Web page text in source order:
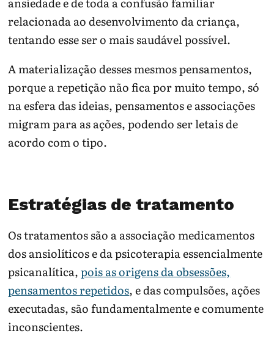
relacionada ao desenvolvimento da criança,
tentando esse ser o mais saudável possível.
A materialização desses mesmos pensamentos,
porque a repetição não fica por muito tempo, só
na esfera das ideias, pensamentos e associações
migram para as ações, podendo ser letais de
acordo com o tipo.
Estratégias de tratamento
Os tratamentos são a associação medicamentos
dos ansiolíticos e da psicoterapia essencialmente
psicanalítica,pois as origens da obsessões,
pensamentos repetidos, e das compulsões, ações
executadas, são fundamentalmente e comumente
inconscientes.